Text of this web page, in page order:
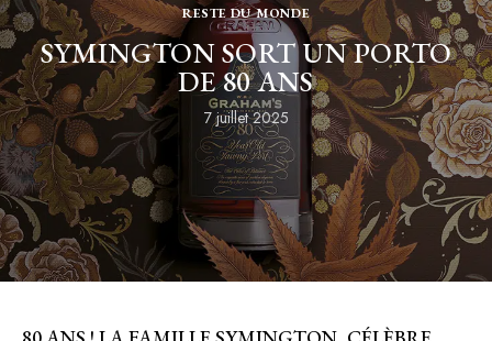
RESTE DU MONDE
SYMINGTON SORT UN PORTO
DE 80 ANS
7 juillet 2025